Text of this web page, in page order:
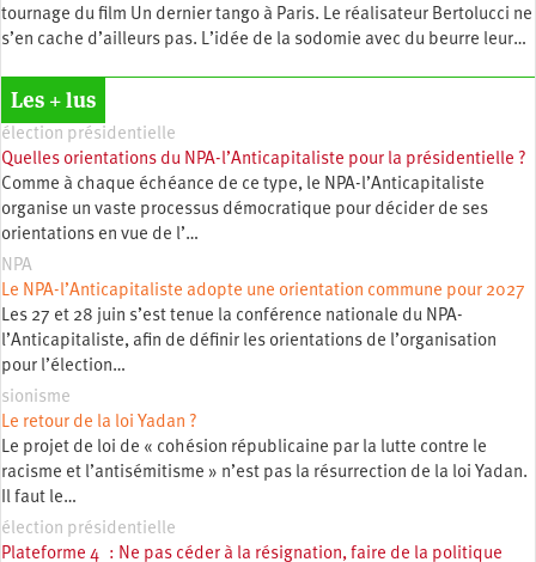
tournage du film Un dernier tango à Paris. Le réalisateur Bertolucci ne
s’en cache d’ailleurs pas. L’idée de la sodomie avec du beurre leur…
Les + lus
élection présidentielle
Quelles orientations du NPA-l’Anticapitaliste pour la présidentielle ?
Comme à chaque échéance de ce type, le NPA-l’Anticapitaliste
organise un vaste processus démocratique pour décider de ses
orientations en vue de l’…
NPA
Le NPA-l’Anticapitaliste adopte une orientation commune pour 2027
Les 27 et 28 juin s’est tenue la conférence nationale du NPA-
l’Anticapitaliste, afin de définir les orientations de l’organisation
pour l’élection…
sionisme
Le retour de la loi Yadan ?
Le projet de loi de « cohésion républicaine par la lutte contre le
racisme et l’antisémitisme » n’est pas la résurrection de la loi Yadan.
Il faut le…
élection présidentielle
Plateforme 4 : Ne pas céder à la résignation, faire de la politique